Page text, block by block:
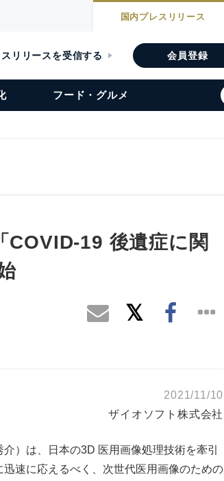
国内プレスリリース
リリースを受信する 会員登録
フード・グルメ
19 後遺症に関
2021/11/10
ザイオソフト株式会社
）は、日本の3D 医用画像処理技術を牽引
速に応えるべく、次世代医用画像のための